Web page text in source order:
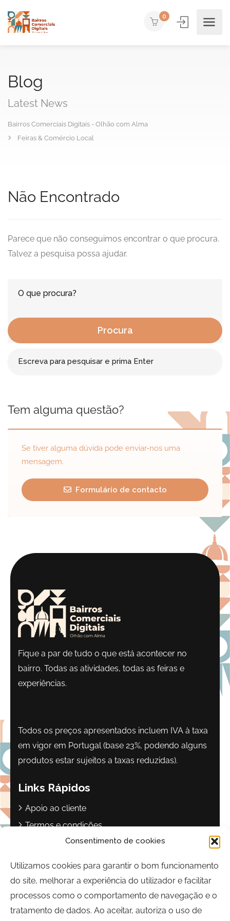
Consentimento de cookies
Utilizamos cookies para garantir o bom funcionamento
do site, melhorar a experiência do utilizador e facilitar
processos como o comportamento de navegação e o
tratamento de dados. Ao aceitar, autoriza o uso de
0
Blog
Latest News
Bairros Comerciais Digitais - Olhão com Alma
Feiras & Comércio Local
Não Encontrado
Parece que não conseguimos encontrar o que procura.
Talvez a pesquisa possa ajudar.
Procura
Tem alguma questão?
Se tiver alguma dúvida pode enviar-nos uma
mensagem.
Formulário de contacto
Fique a par de tudo o que está acontecer no
bairro. Todas as atividades, todas as feiras e
experiências.
Todos os preços apresentados incluem IVA à taxa
em vigor em Portugal (base 23%, podendo alguns
produtos estar sujeitos a taxas reduzidas).
Links Rápidos
Apoio ao cliente
Termos e condições
Política de privacidade
Contactos
Largo Sebastião Martins Mestre